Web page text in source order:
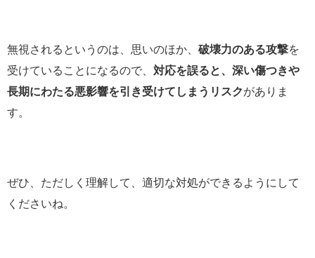
無視されるというのは、思いのほか、 破壊力のある攻撃を
受けていることになるので、 対応を誤ると、深い傷つきや
長期にわたる悪影響を引き受けてしまうリスクがありま
す。
ぜひ、ただしく理解して、適切な対処ができるようにして
くださいね。